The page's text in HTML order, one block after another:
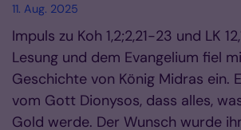
11. Aug. 2025
Impuls zu Koh 1,2;2,21-23 und LK
Lesung und dem Evangelium fiel
Geschichte von König Midras ein.
vom Gott Dionysos, dass alles,
Gold werde. Der Wunsch wurde